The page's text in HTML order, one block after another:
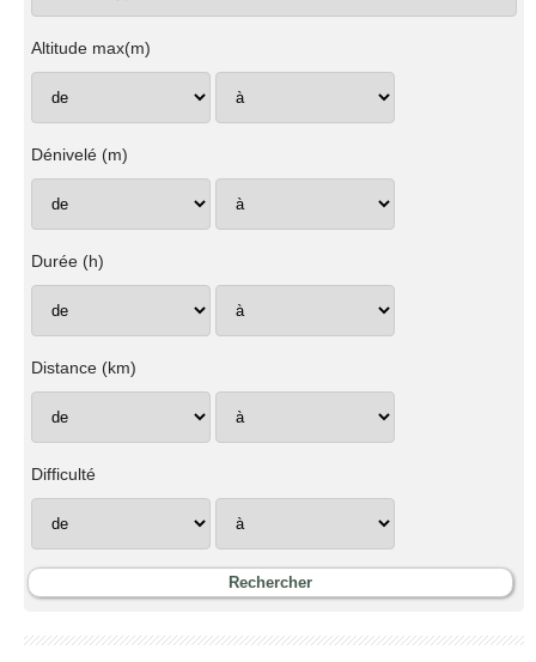
Altitude max(m)
Dénivelé (m)
Durée (h)
Distance (km)
Difficulté